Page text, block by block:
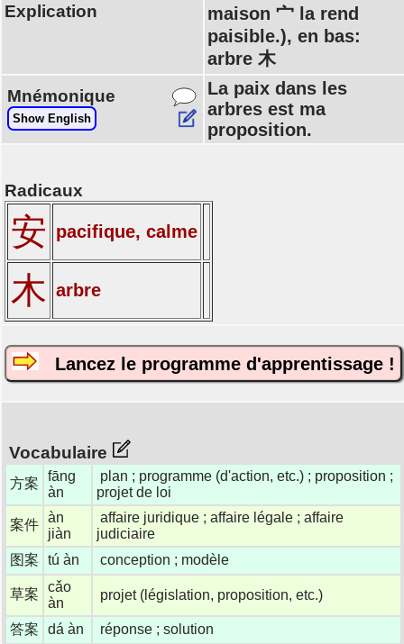
Explication
maison 宀 la rend
paisible.), en bas:
arbre 木
Mnémonique
Show English
La paix dans les
arbres est ma
proposition.
Radicaux
安 pacifique, calme
木 arbre
Lancez le programme d'apprentissage !
Vocabulaire
方案
fāng
àn
plan ; programme (d'action, etc.) ; proposition ;
projet de loi
案件 àn
jiàn
affaire juridique ; affaire légale ; affaire
judiciaire
图案
tú àn conception ; modèle
草案
cǎo
àn
projet (législation, proposition, etc.)
答案 dá àn réponse ; solution